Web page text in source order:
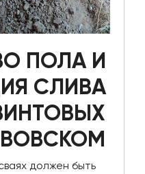
ПОЛА И
СЛИВА
должен быть